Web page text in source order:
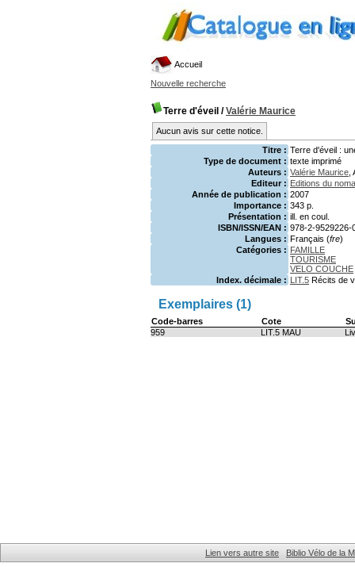
Accueil
Nouvelle recherche
Terre d'éveil /Valérie Maurice
Aucun avis sur cette notice.
Titre : Terre d'éveil :
Type de document : texte imprimé
Auteurs : Valérie Maurice
Editeur : Editions du
Année de publication : 2007
Importance : 343 p.
Présentation : ill. en coul.
ISBN/ISSN/EAN : 978-2-9529226-
Langues : Français (fre)
Catégories : FAMILLE
TOURISME
VELO COUCHE
Index. décimale : LIT.5 Récits de
Exemplaires (1)
Code-barres Cote
959
LIT.5 MAU
Lien vers autre site Biblio Vélo de la